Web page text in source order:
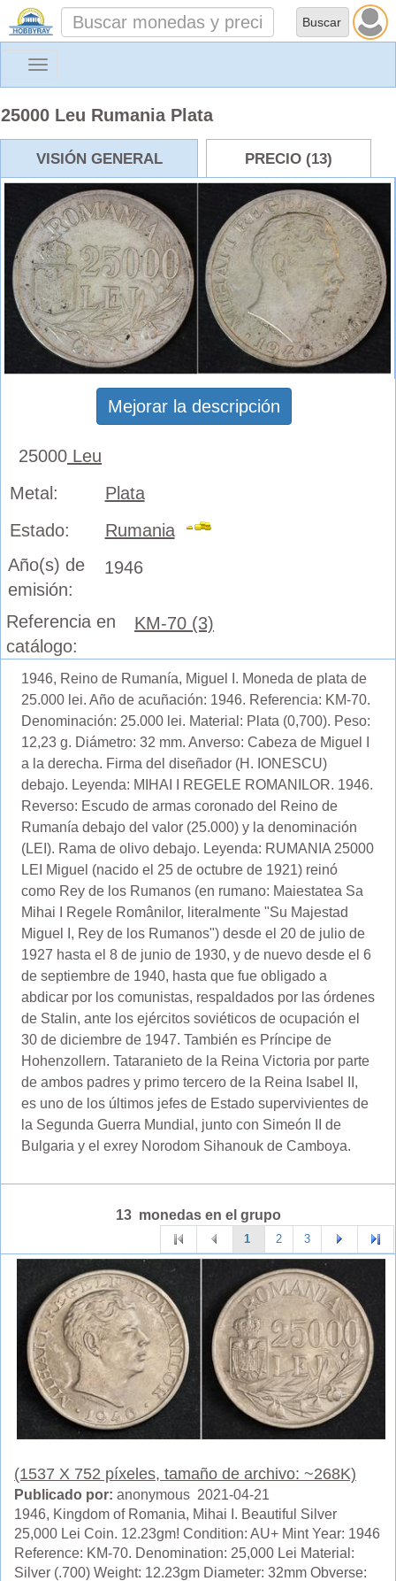
Toggle
25000 Leu Rumania Plata
VISIÓN GENERAL PRECIO (13)
Mejorar la descripción
25000 Leu
Metal:
Plata
Estado:
Rumania
Año(s) de
emisión:
1946
Referencia en
catálogo:
KM-70 (3)
1946, Reino de Rumanía, Miguel I. Moneda de plata de
25.000 lei. Año de acuñación: 1946. Referencia: KM-70.
Denominación: 25.000 lei. Material: Plata (0,700). Peso:
12,23 g. Diámetro: 32 mm. Anverso: Cabeza de Miguel I
a la derecha. Firma del diseñador (H. IONESCU)
debajo. Leyenda: MIHAI I REGELE ROMANILOR. 1946.
Reverso: Escudo de armas coronado del Reino de
Rumanía debajo del valor (25.000) y la denominación
(LEI). Rama de olivo debajo. Leyenda: RUMANIA 25000
LEI Miguel (nacido el 25 de octubre de 1921) reinó
como Rey de los Rumanos (en rumano: Maiestatea Sa
Mihai I Regele Românilor, literalmente "Su Majestad
Miguel I, Rey de los Rumanos") desde el 20 de julio de
1927 hasta el 8 de junio de 1930, y de nuevo desde el 6
de septiembre de 1940, hasta que fue obligado a
abdicar por los comunistas, respaldados por las órdenes
de Stalin, ante los ejércitos soviéticos de ocupación el
30 de diciembre de 1947. También es Príncipe de
Hohenzollern. Tataranieto de la Reina Victoria por parte
de ambos padres y primo tercero de la Reina Isabel II,
es uno de los últimos jefes de Estado supervivientes de
la Segunda Guerra Mundial, junto con Simeón II de
Bulgaria y el exrey Norodom Sihanouk de Camboya.
13 monedas en el grupo
1 2 3
(1537 X 752 píxeles, tamaño de archivo: ~268K)
Publicado por: anonymous 2021-04-21
1946, Kingdom of Romania, Mihai I. Beautiful Silver
25,000 Lei Coin. 12.23gm! Condition: AU+ Mint Year: 1946
Reference: KM-70. Denomination: 25,000 Lei Material:
Silver (.700) Weight: 12.23gm Diameter: 32mm Obverse: